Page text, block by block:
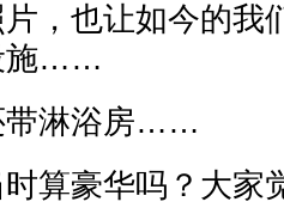
，也让如今的我
施……
带淋浴房……
算豪华吗？大家